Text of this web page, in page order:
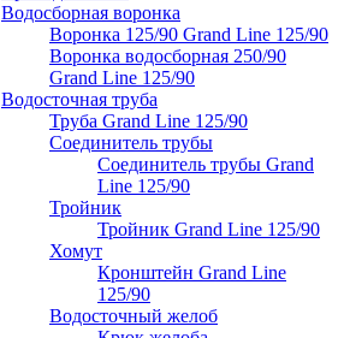
Водосборная воронка
Воронка 125/90 Grand Line 125/90
Воронка водосборная 250/90
Grand Line 125/90
Водосточная труба
Труба Grand Line 125/90
Соединитель трубы
Соединитель трубы Grand
Line 125/90
Тройник
Тройник Grand Line 125/90
Хомут
Кронштейн Grand Line
125/90
Водосточный желоб